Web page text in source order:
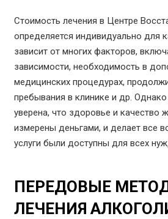
Стоимость лечения в Центре
определяется индивидуально для
зависит от многих факторов,
зависимости, необходимость в
медицинских процедурах,
пребывания в клинике и др.
уверена, что здоровье и качество
измерены деньгами, и делает все
услуги были доступны для всех
ПЕРЕДОВЫЕ
ЛЕЧЕНИЯ